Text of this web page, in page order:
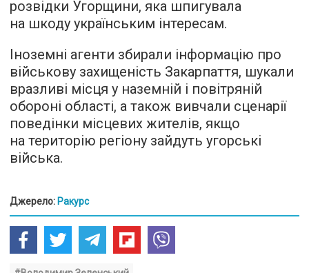
розвідки Угорщини, яка шпигувала
на шкоду українським інтересам.
Іноземні агенти збирали інформацію про
військову захищеність Закарпаття, шукали
вразливі місця у наземній і повітряній
обороні області, а також вивчали сценарії
поведінки місцевих жителів, якщо
на територію регіону зайдуть угорські
війська.
Джерело: Ракурс